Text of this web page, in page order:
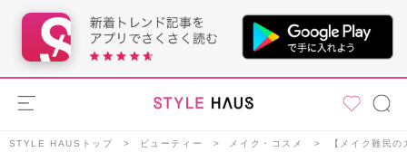
STYLE HAUSトップ ビューティー メイク・コスメ 【メイク難民